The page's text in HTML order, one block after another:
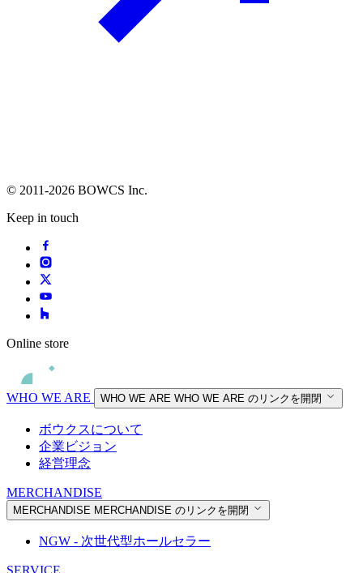
© 2011-2026 BOWCS Inc.
Keep in touch
Online store
WHO WE ARE WHO WE ARE WHO WE ARE のリンクを開閉
ボウクスについて
企業ビジョン
経営理念
MERCHANDISE
MERCHANDISE MERCHANDISE のリンクを開閉
NGW - 次世代型ホールセラー
SERVICE